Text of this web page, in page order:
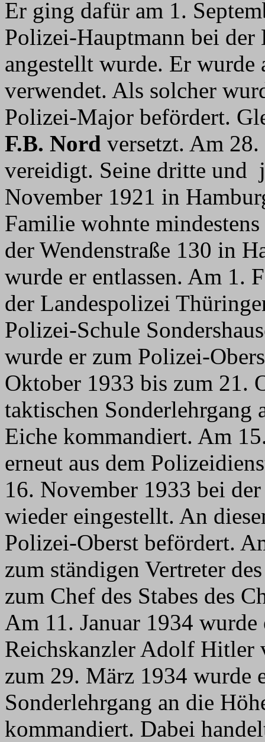
Er ging dafür am 1.
Polizei-Hauptmann bei
angestellt wurde. Er wurde
verwendet. Als solcher
Polizei-Major befördert.
F.B. Nord versetzt. Am
vereidigt. Seine dritte und
November 1921 in
Familie wohnte
der Wendenstraße 130 in
wurde er entlassen. Am 1.
der Landespolizei
Polizei-Schule
wurde er zum Polizei-
Oktober 1933 bis zum 21.
taktischen Sonderlehrgang
Eiche kommandiert. Am
erneut aus dem
16. November 1933 bei
wieder eingestellt. An
Polizei-Oberst befördert.
zum ständigen Vertreter
zum Chef des Stabes des
Am 11. Januar 1934
Reichskanzler Adolf Hitler
zum 29. März 1934 wurde
Sonderlehrgang an die
kommandiert. Dabei